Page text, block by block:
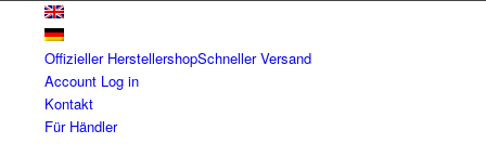
Offizieller HerstellershopSchneller Versand
Account Log in
Kontakt
Für Händler